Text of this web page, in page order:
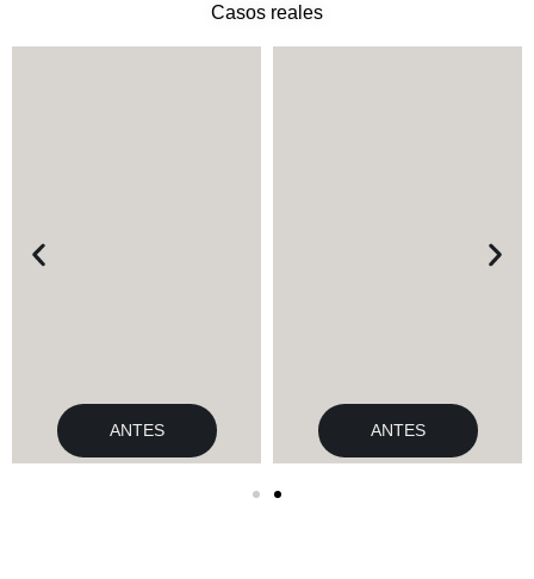
Casos reales​
ANTES ANTES